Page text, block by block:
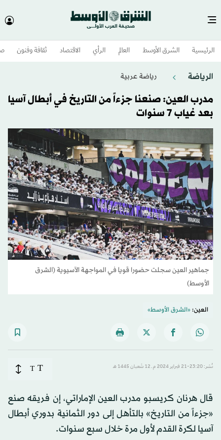
الرئيسية الشرق الأوسط​ العالم الرأي الاقتصاد ثقافة وفنون
الرياضة رياضة عربية
مدرب العين: صنعنا جزءاً من التاريخ في أبطال آسيا
بعد غياب 7 سنوات
جماهير العين سجلت حضورا قويا في المواجهة الآسيوية (الشرق
الأوسط)
العين:«الشرق الأوسط»
نُشر: 23:20-21 فبراير 2024 م ـ 12 شَعبان 1445 هـ T
T
قال هرنان كريسبو مدرب العين الإماراتي، إن فريقه صنع
«جزءاً من التاريخ» بالتأهل إلى دور الثمانية بدوري أبطال
آسيا لكرة القدم لأول مرة خلال سبع سنوات.